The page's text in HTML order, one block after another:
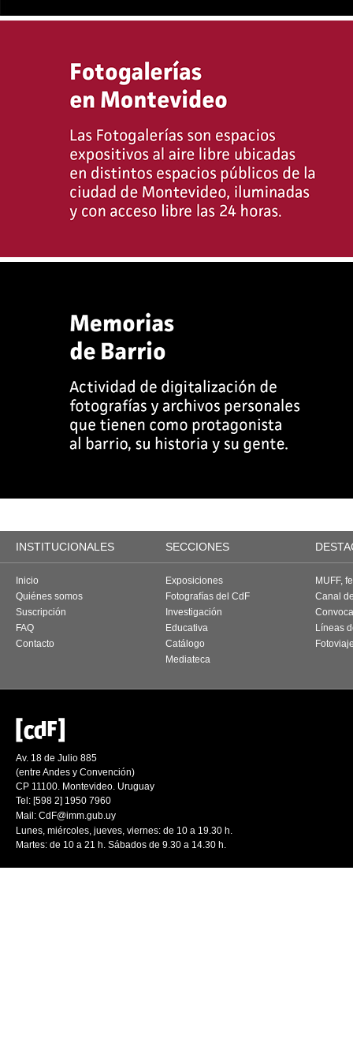
INSTITUCIONALES SECCIONES
Inicio
Quiénes somos
Suscripción
FAQ
Contacto
Exposiciones
Fotografías del CdF
Investigación
Educativa
Catálogo
Mediateca
MUFF,
Canal
Líneas
Av. 18 de Julio 885
(entre Andes y Convención)
CP 11100. Montevideo. Uruguay
Tel: [598 2] 1950 7960
Mail: CdF@imm.gub.uy
Lunes, miércoles, jueves, viernes: de 10 a 19.30 h.
Martes: de 10 a 21 h. Sábados de 9.30 a 14.30 h.